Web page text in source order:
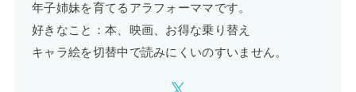
年子姉妹を育てるアラフォーママです。
好きなこと：本、映画、お得な乗り替え
キャラ絵を切替中で読みにくいのすいません。